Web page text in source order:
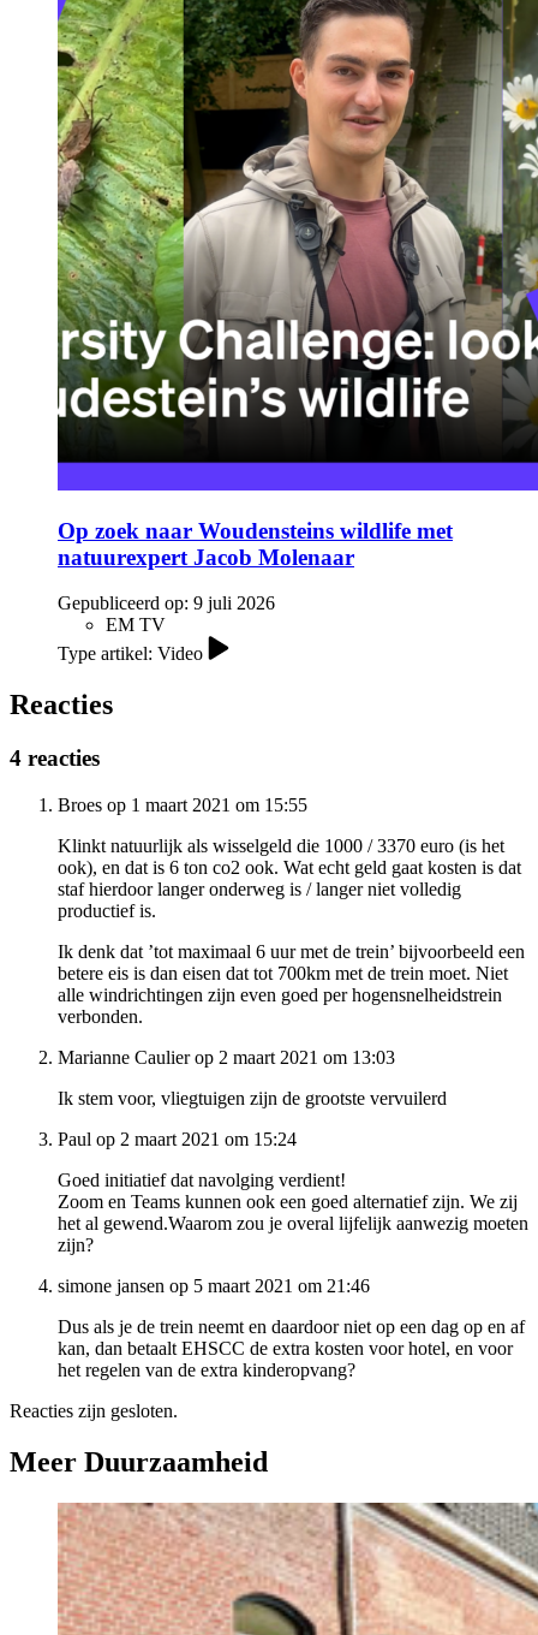
Op zoek naar Woudensteins wildlife met
natuurexpert Jacob Molenaar
Gepubliceerd op: 9 juli 2026
EM TV
Type artikel: Video
Reacties
4 reacties
Broes op 1 maart 2021 om 15:55
Klinkt natuurlijk als wisselgeld die 1000 / 3370 euro (is het
ook), en dat is 6 ton co2 ook. Wat echt geld gaat kosten is dat
staf hierdoor langer onderweg is / langer niet volledig
productief is.
Ik denk dat ’tot maximaal 6 uur met de trein’ bijvoorbeeld een
betere eis is dan eisen dat tot 700km met de trein moet. Niet
alle windrichtingen zijn even goed per hogensnelheidstrein
verbonden.
Marianne Caulier op 2 maart 2021 om 13:03
Ik stem voor, vliegtuigen zijn de grootste vervuilerd
Paul op 2 maart 2021 om 15:24
Goed initiatief dat navolging verdient!
Zoom en Teams kunnen ook een goed alternatief zijn. We zij
het al gewend.Waarom zou je overal lijfelijk aanwezig moeten
zijn?
simone jansen op 5 maart 2021 om 21:46
Dus als je de trein neemt en daardoor niet op een dag op en af
kan, dan betaalt EHSCC de extra kosten voor hotel, en voor
het regelen van de extra kinderopvang?
Reacties zijn gesloten.
Meer Duurzaamheid